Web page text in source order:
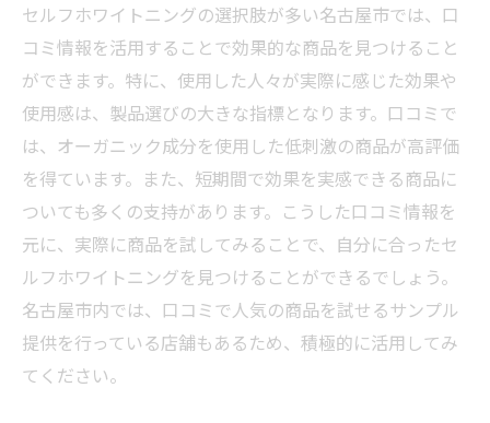
セルフホワイトニングの選択肢が多い名古屋市では、口
コミ情報を活用することで効果的な商品を見つけること
ができます。特に、使用した人々が実際に感じた効果や
使用感は、製品選びの大きな指標となります。口コミで
は、オーガニック成分を使用した低刺激の商品が高評価
を得ています。また、短期間で効果を実感できる商品に
ついても多くの支持があります。こうした口コミ情報を
元に、実際に商品を試してみることで、自分に合ったセ
ルフホワイトニングを見つけることができるでしょう。
名古屋市内では、口コミで人気の商品を試せるサンプル
提供を行っている店舗もあるため、積極的に活用してみ
てください。